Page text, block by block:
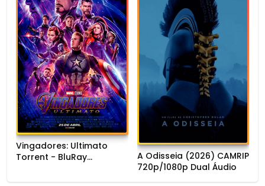
Vingadores: Ultimato
Torrent - BluRay
Áudio
A Odisseia (2026) CAMRIP
720p/1080p Dual Áudio